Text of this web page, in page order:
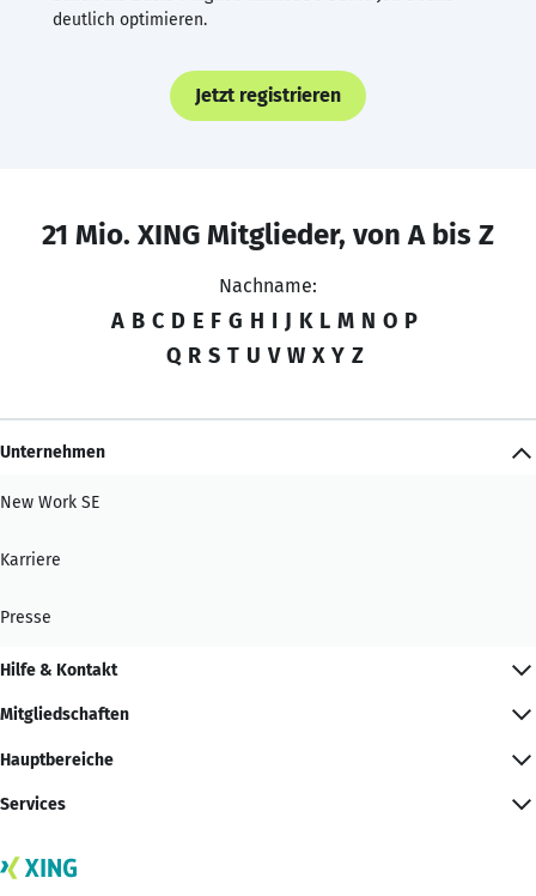
deutlich optimieren.
Jetzt registrieren
21 Mio. XING Mitglieder, von A bis Z
Nachname:
A B C D E F G H I J K L M N O P
Q R S T U V W X Y Z
Unternehmen
New Work SE
Karriere
Presse
Hilfe & Kontakt
Mitgliedschaften
Hauptbereiche
Services